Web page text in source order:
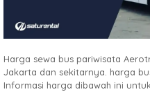
Harga sewa bus pariwisata
Jakarta dan sekitarnya. harga
Informasi harga dibawah ini